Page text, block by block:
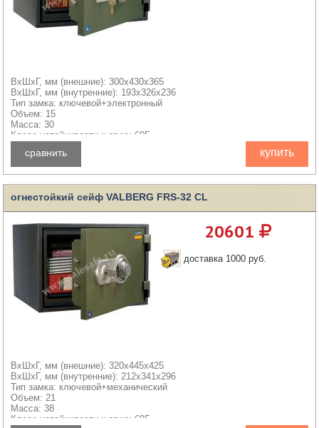
ВхШхГ, мм (внешние): 300x430x365
ВхШхГ, мм (внутренние): 193x326x236
Тип замка: ключевой+электронный
Объем: 15
Масса: 30
Класс устойчивости к огню: 60Б
купить
сравнить
огнестойкий сейф VALBERG FRS-32 CL
20601
доставка 1000 руб.
ВхШхГ, мм (внешние): 320x445x425
ВхШхГ, мм (внутренние): 212x341x296
Тип замка: ключевой+механический
Объем: 21
Масса: 38
Класс устойчивости к огню: 60Б